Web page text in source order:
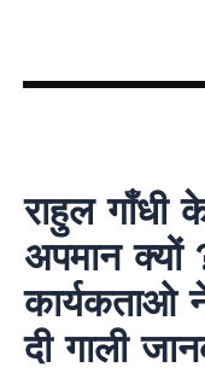
content
राहुल
अपमान
कार्यकताओ
दी गाली